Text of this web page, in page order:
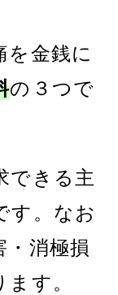
を金銭に
の３つで
できる主
す。なお
・消極損
す。